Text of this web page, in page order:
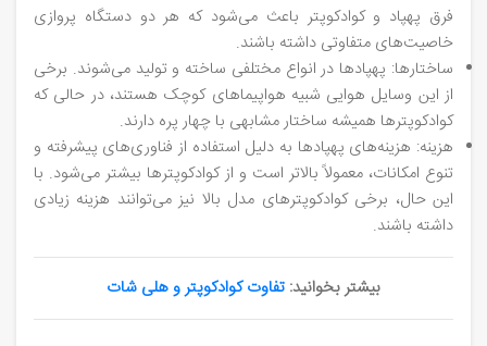
فرق پهپاد و کوادکوپتر باعث می‌شود که هر دو دستگاه پروازی
خاصیت‌های متفاوتی داشته باشند.
ساختارها: پهپادها در انواع مختلفی ساخته و تولید می‌شوند. برخی
از این وسایل هوایی شبیه هواپیماهای کوچک هستند، در حالی که
کوادکوپترها همیشه ساختار مشابهی با چهار پره دارند.
هزینه: هزینه‌های پهپادها به دلیل استفاده از فناوری‌های پیشرفته و
تنوع امکانات، معمولاً بالاتر است و از کوادکوپترها بیشتر می‌شود. با
این حال، برخی کوادکوپترهای مدل بالا نیز می‌توانند هزینه زیادی
داشته باشند.
بیشتر بخوانید: تفاوت کوادکوپتر و هلی شات